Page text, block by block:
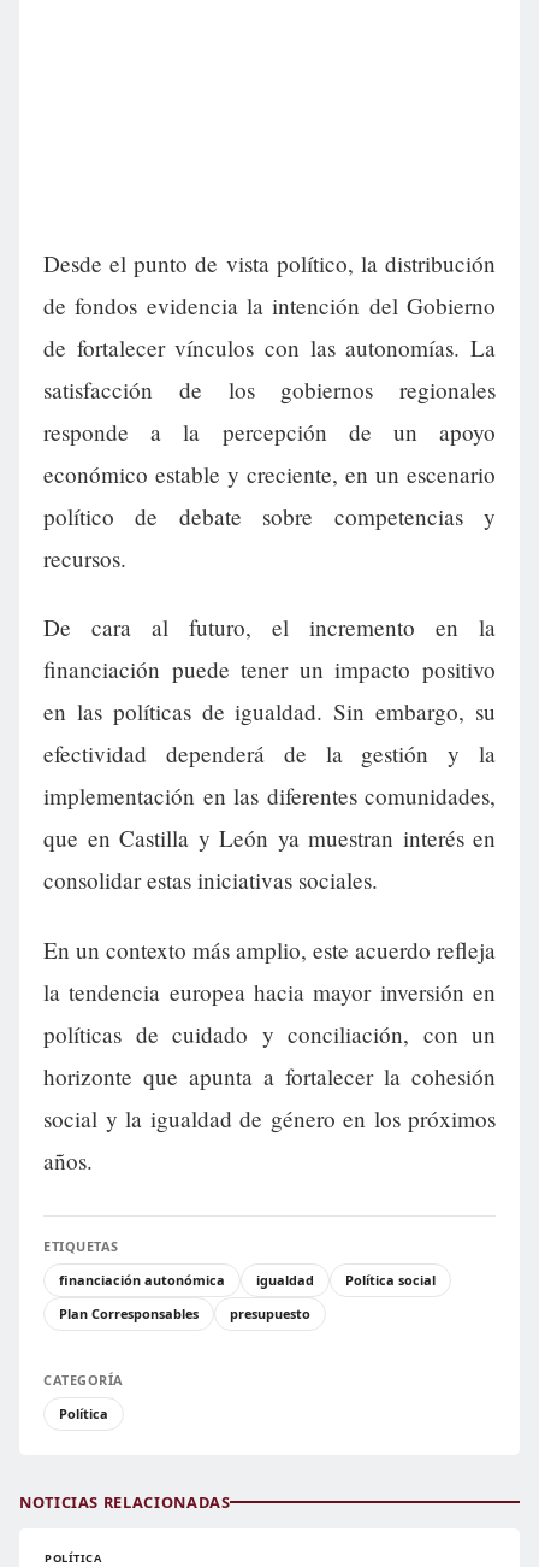
Desde el punto de vista político, la distribución
de fondos evidencia la intención del Gobierno
de fortalecer vínculos con las autonomías. La
satisfacción de los gobiernos regionales
responde a la percepción de un apoyo
económico estable y creciente, en un escenario
político de debate sobre competencias y
recursos.
De cara al futuro, el incremento en la
financiación puede tener un impacto positivo
en las políticas de igualdad. Sin embargo, su
efectividad dependerá de la gestión y la
implementación en las diferentes comunidades,
que en Castilla y León ya muestran interés en
consolidar estas iniciativas sociales.
En un contexto más amplio, este acuerdo refleja
la tendencia europea hacia mayor inversión en
políticas de cuidado y conciliación, con un
horizonte que apunta a fortalecer la cohesión
social y la igualdad de género en los próximos
años.
ETIQUETAS
financiación autonómica
igualdad
Política social
Plan Corresponsables
presupuesto
CATEGORÍA
Política
NOTICIAS RELACIONADAS
POLÍTICA